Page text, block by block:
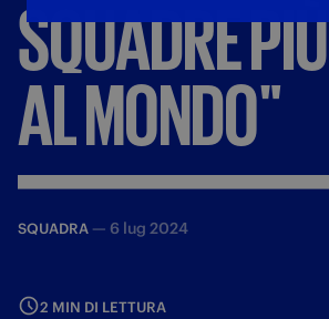
SQUADREPIÙ
AL MONDO"
SQUADRA — 6 lug 2024
2 MIN DI LETTURA